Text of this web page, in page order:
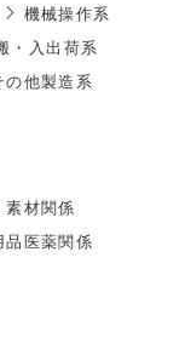
機械操作系
・入出荷系
の他製造系
素材関係
品医薬関係